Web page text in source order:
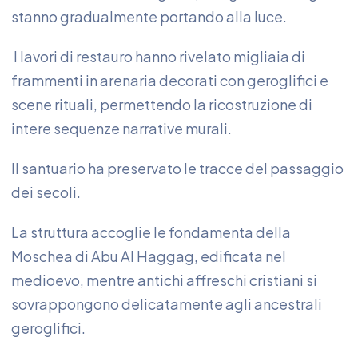
stanno gradualmente portando alla luce.
I lavori di restauro hanno rivelato migliaia di
frammenti in arenaria decorati con geroglifici e
scene rituali, permettendo la ricostruzione di
intere sequenze narrative murali.
Il santuario ha preservato le tracce del passaggio
dei secoli.
La struttura accoglie le fondamenta della
Moschea di Abu Al Haggag, edificata nel
medioevo, mentre antichi affreschi cristiani si
sovrappongono delicatamente agli ancestrali
geroglifici.